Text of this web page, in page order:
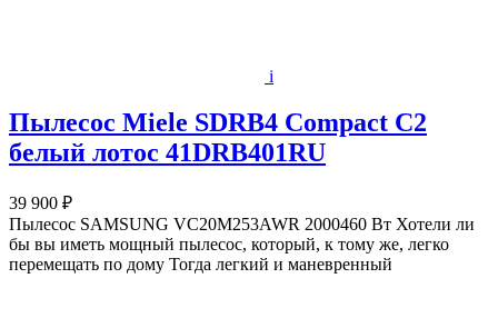
i
Пылесос Miele SDRB4 Compact C2
белый лотос 41DRB401RU
39 900 ₽
Пылесос SAMSUNG VC20M253AWR 2000460 Вт Хотели ли
бы вы иметь мощный пылесос, который, к тому же, легко
перемещать по дому Тогда легкий и маневренный